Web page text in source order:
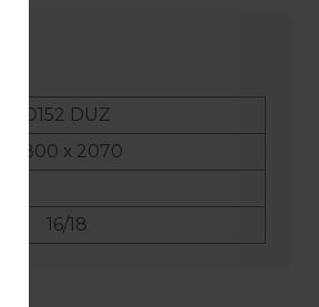
D152 DUZ
2800 х 2070
16/18